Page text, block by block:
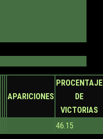
APARICIONES
PROCENTAJE
DE
VICTORIAS
46.15